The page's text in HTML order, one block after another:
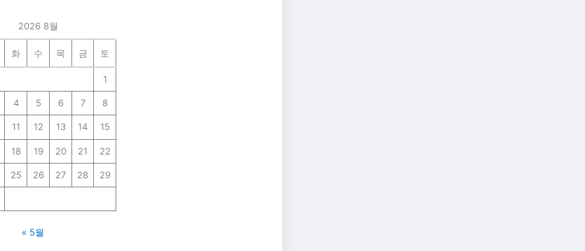
2026 8월
화 수 목 금 토
1
4 5 6 7 8
11 12 13 14 15
18 19 20 21 22
25 26 27 28 29
« 5월